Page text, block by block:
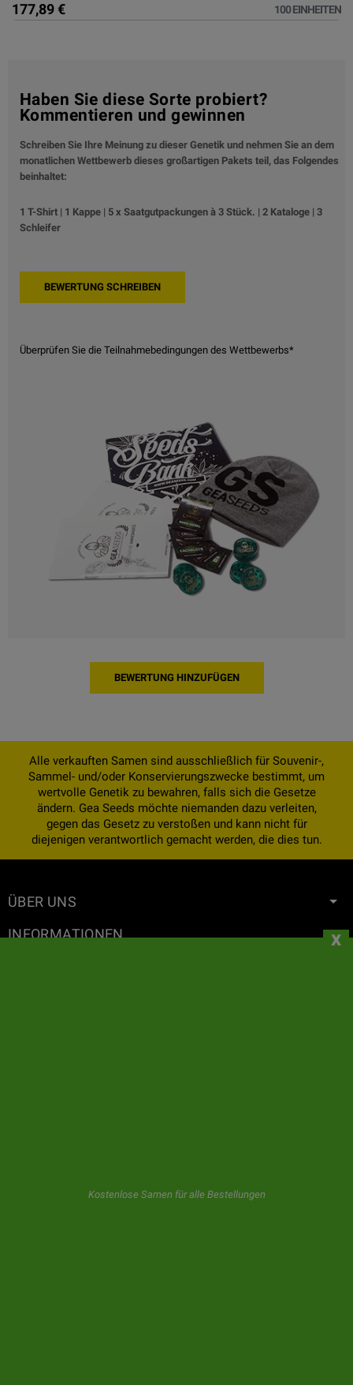
177,89 € 100 EINHEITEN
Haben Sie diese Sorte probiert?
Kommentieren und gewinnen
Schreiben Sie Ihre Meinung zu dieser Genetik und nehmen Sie an dem
monatlichen Wettbewerb dieses großartigen Pakets teil, das Folgendes
beinhaltet:
1 T-Shirt | 1 Kappe | 5 x Saatgutpackungen à 3 Stück. | 2 Kataloge | 3
Schleifer
Überprüfen Sie die Teilnahmebedingungen des Wettbewerbs*
BEWERTUNG HINZUFÜGEN
Alle verkauften Samen sind ausschließlich für Souvenir-,
Sammel- und/oder Konservierungszwecke bestimmt, um
wertvolle Genetik zu bewahren, falls sich die Gesetze
ändern. Gea Seeds möchte niemanden dazu verleiten,
gegen das Gesetz zu verstoßen und kann nicht für
diejenigen verantwortlich gemacht werden, die dies tun.
ÜBER UNS
INFORMATIONEN
Kostenlose Samen für alle Bestellungen
x